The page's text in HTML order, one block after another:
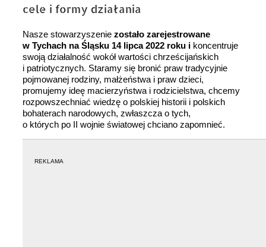
cele i formy działania
Nasze stowarzyszenie zostało zarejestrowane
w Tychach na Śląsku 14 lipca 2022 roku i koncentruje
swoją działalność wokół wartości chrześcijańskich
i patriotycznych. Staramy się bronić praw tradycyjnie
pojmowanej rodziny, małżeństwa i praw dzieci,
promujemy ideę macierzyństwa i rodzicielstwa, chcemy
rozpowszechniać wiedzę o polskiej historii i polskich
bohaterach narodowych, zwłaszcza o tych,
o których po II wojnie światowej chciano zapomnieć.
REKLAMA